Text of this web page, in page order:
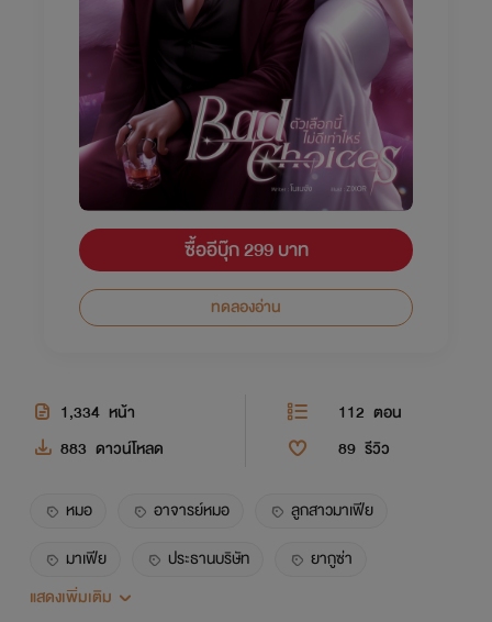
ซื้ออีบุ๊ก 299 บาท
ทดลองอ่าน
1,334 หน้า 112 ตอน
883 ดาวน์โหลด 89 รีวิว
หมอ อาจารย์หมอ
ลูกสาวมาเฟีย
มาเฟีย
ประธานบริษัท
ยากูซ่า
โนเนจัง
แสดงเพิ่มเติม